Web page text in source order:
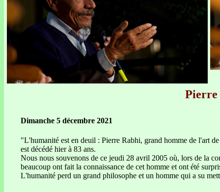
Pierre
Dimanche 5 décembre 2021
"L'humanité est en deuil : Pierre Rabhi, grand homme de l'art de
est décédé hier à 83 ans.
Nous nous souvenons de ce jeudi 28 avril 2005 où, lors de la
beaucoup ont fait la connaissance de cet homme et ont été
L'humanité perd un grand philosophe et un homme qui a su